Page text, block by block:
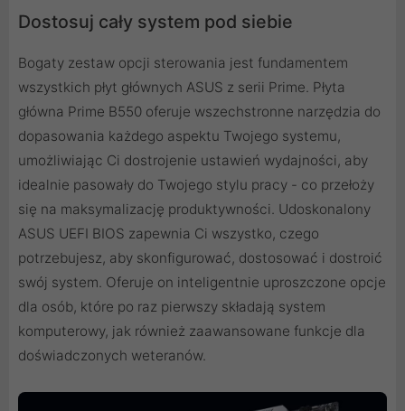
Dostosuj cały system pod siebie
Bogaty zestaw opcji sterowania jest fundamentem
wszystkich płyt głównych ASUS z serii Prime. Płyta
główna Prime B550 oferuje wszechstronne narzędzia do
dopasowania każdego aspektu Twojego systemu,
umożliwiając Ci dostrojenie ustawień wydajności, aby
idealnie pasowały do Twojego stylu pracy - co przełoży
się na maksymalizację produktywności. Udoskonalony
ASUS UEFI BIOS zapewnia Ci wszystko, czego
potrzebujesz, aby skonfigurować, dostosować i dostroić
swój system. Oferuje on inteligentnie uproszczone opcje
dla osób, które po raz pierwszy składają system
komputerowy, jak również zaawansowane funkcje dla
doświadczonych weteranów.